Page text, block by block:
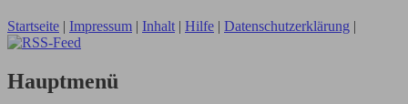
Startseite | Impressum | Inhalt | Hilfe | Datenschutzerklärung |
Hauptmenü